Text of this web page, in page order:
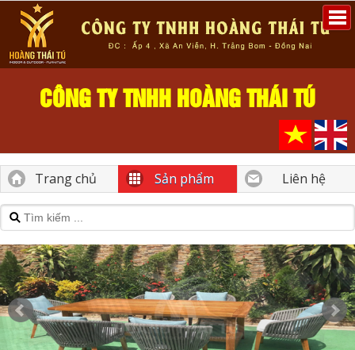
CÔNG TY TNHH HOÀNG THÁI TÚ
Trang chủ Sản phẩm Liên hệ